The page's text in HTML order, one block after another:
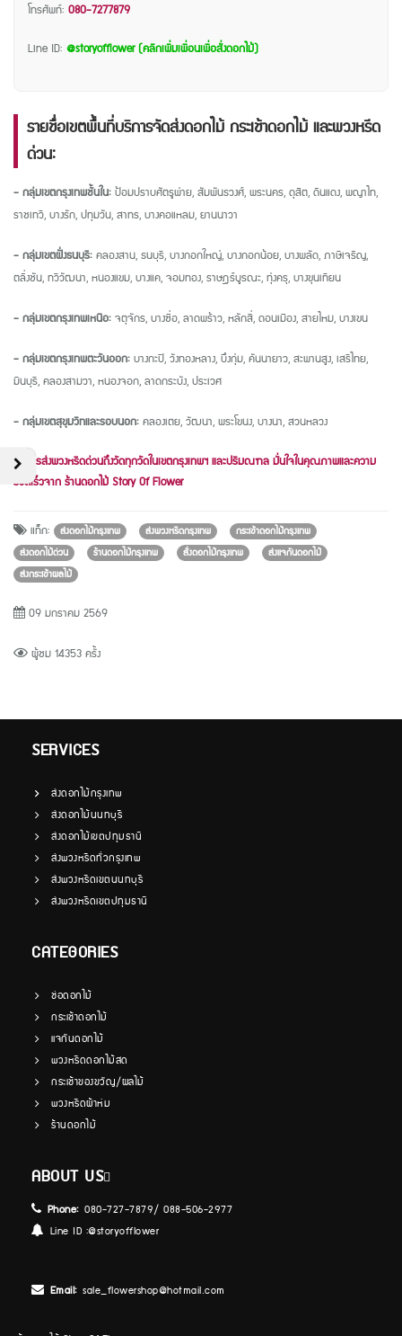
โทรศัพท์: 080-7277879
Line ID: @storyofflower (คลิกเพิ่มเพื่อนเพื่อสั่งดอกไม้)
รายชื่อเขตพื้นที่บริการจัดส่งดอกไม้ กระเช้าดอกไม้ และพวงหรีด
ด่วน:
- กลุ่มเขตกรุงเทพชั้นใน:ป้อมปราบศัตรูพ่าย, สัมพันธวงศ์, พระนคร, ดุสิต, ดินแดง, พญาไท,
ราชเทวี, บางรัก, ปทุมวัน, สาทร, บางคอแหลม, ยานนาวา
- กลุ่มเขตฝั่งธนบุรี:คลองสาน, ธนบุรี, บางกอกใหญ่, บางกอกน้อย, บางพลัด, ภาษีเจริญ,
ตลิ่งชัน, ทวีวัฒนา, หนองแขม, บางแค, จอมทอง, ราษฎร์บูรณะ, ทุ่งครุ, บางขุนเทียน
- กลุ่มเขตกรุงเทพเหนือ:จตุจักร, บางซื่อ, ลาดพร้าว, หลักสี่, ดอนเมือง, สายไหม, บางเขน
- กลุ่มเขตกรุงเทพตะวันออก:บางกะปิ, วังทองหลาง, บึงกุ่ม, คันนายาว, สะพานสูง, เสรีไทย,
มีนบุรี, คลองสามวา, หนองจอก, ลาดกระบัง, ประเวศ
- กลุ่มเขตสุขุมวิทและรอบนอก:คลองเตย, วัฒนา, พระโขนง, บางนา, สวนหลวง
บริการส่งพวงหรีดด่วนถึงวัดทุกวัดในเขตกรุงเทพฯ และปริมณฑล มั่นใจในคุณภาพและความ
รวดเร็วจาก ร้านดอกไม้ Story Of Flower
แท็ก: ส่งดอกไม้กรุงเทพ ส่งพวงหรีดกรุงเทพ
กระเช้าดอกไม้กรุงเทพ
ส่งดอกไม้ด่วน
ร้านดอกไม้กรุงเทพ สั่งดอกไม้กรุงเทพ
ส่งแจกันดอกไม้
ส่งกระเช้าผลไม้
09 มกราคม 2569
ผู้ชม 14353 ครั้ง
SERVICES
ส่งดอกไม้กรุงเทพ
ส่งดอกไม้นนทบุรี
ส่งดอกไม้เขตปทุมธานี
ส่งพวงหรีดทั่วกรุงเทพ
ส่งพวงหรีดเขตนนทบุรี
ส่งพวงหรีดเขตปทุมธานี
CATEGORIES
ช่อดอกไม้
กระเช้าดอกไม้
แจกันดอกไม้
พวงหรีดดอกไม้สด
กระเช้าของขวัญ/ผลไม้
พวงหรีดผ้าห่ม
ร้านดอกไม้
ABOUT US
Phone:080-727-7879/ 088-506-2977
Line ID :@storyofflower
Email: sale_flowershop@hotmail.com